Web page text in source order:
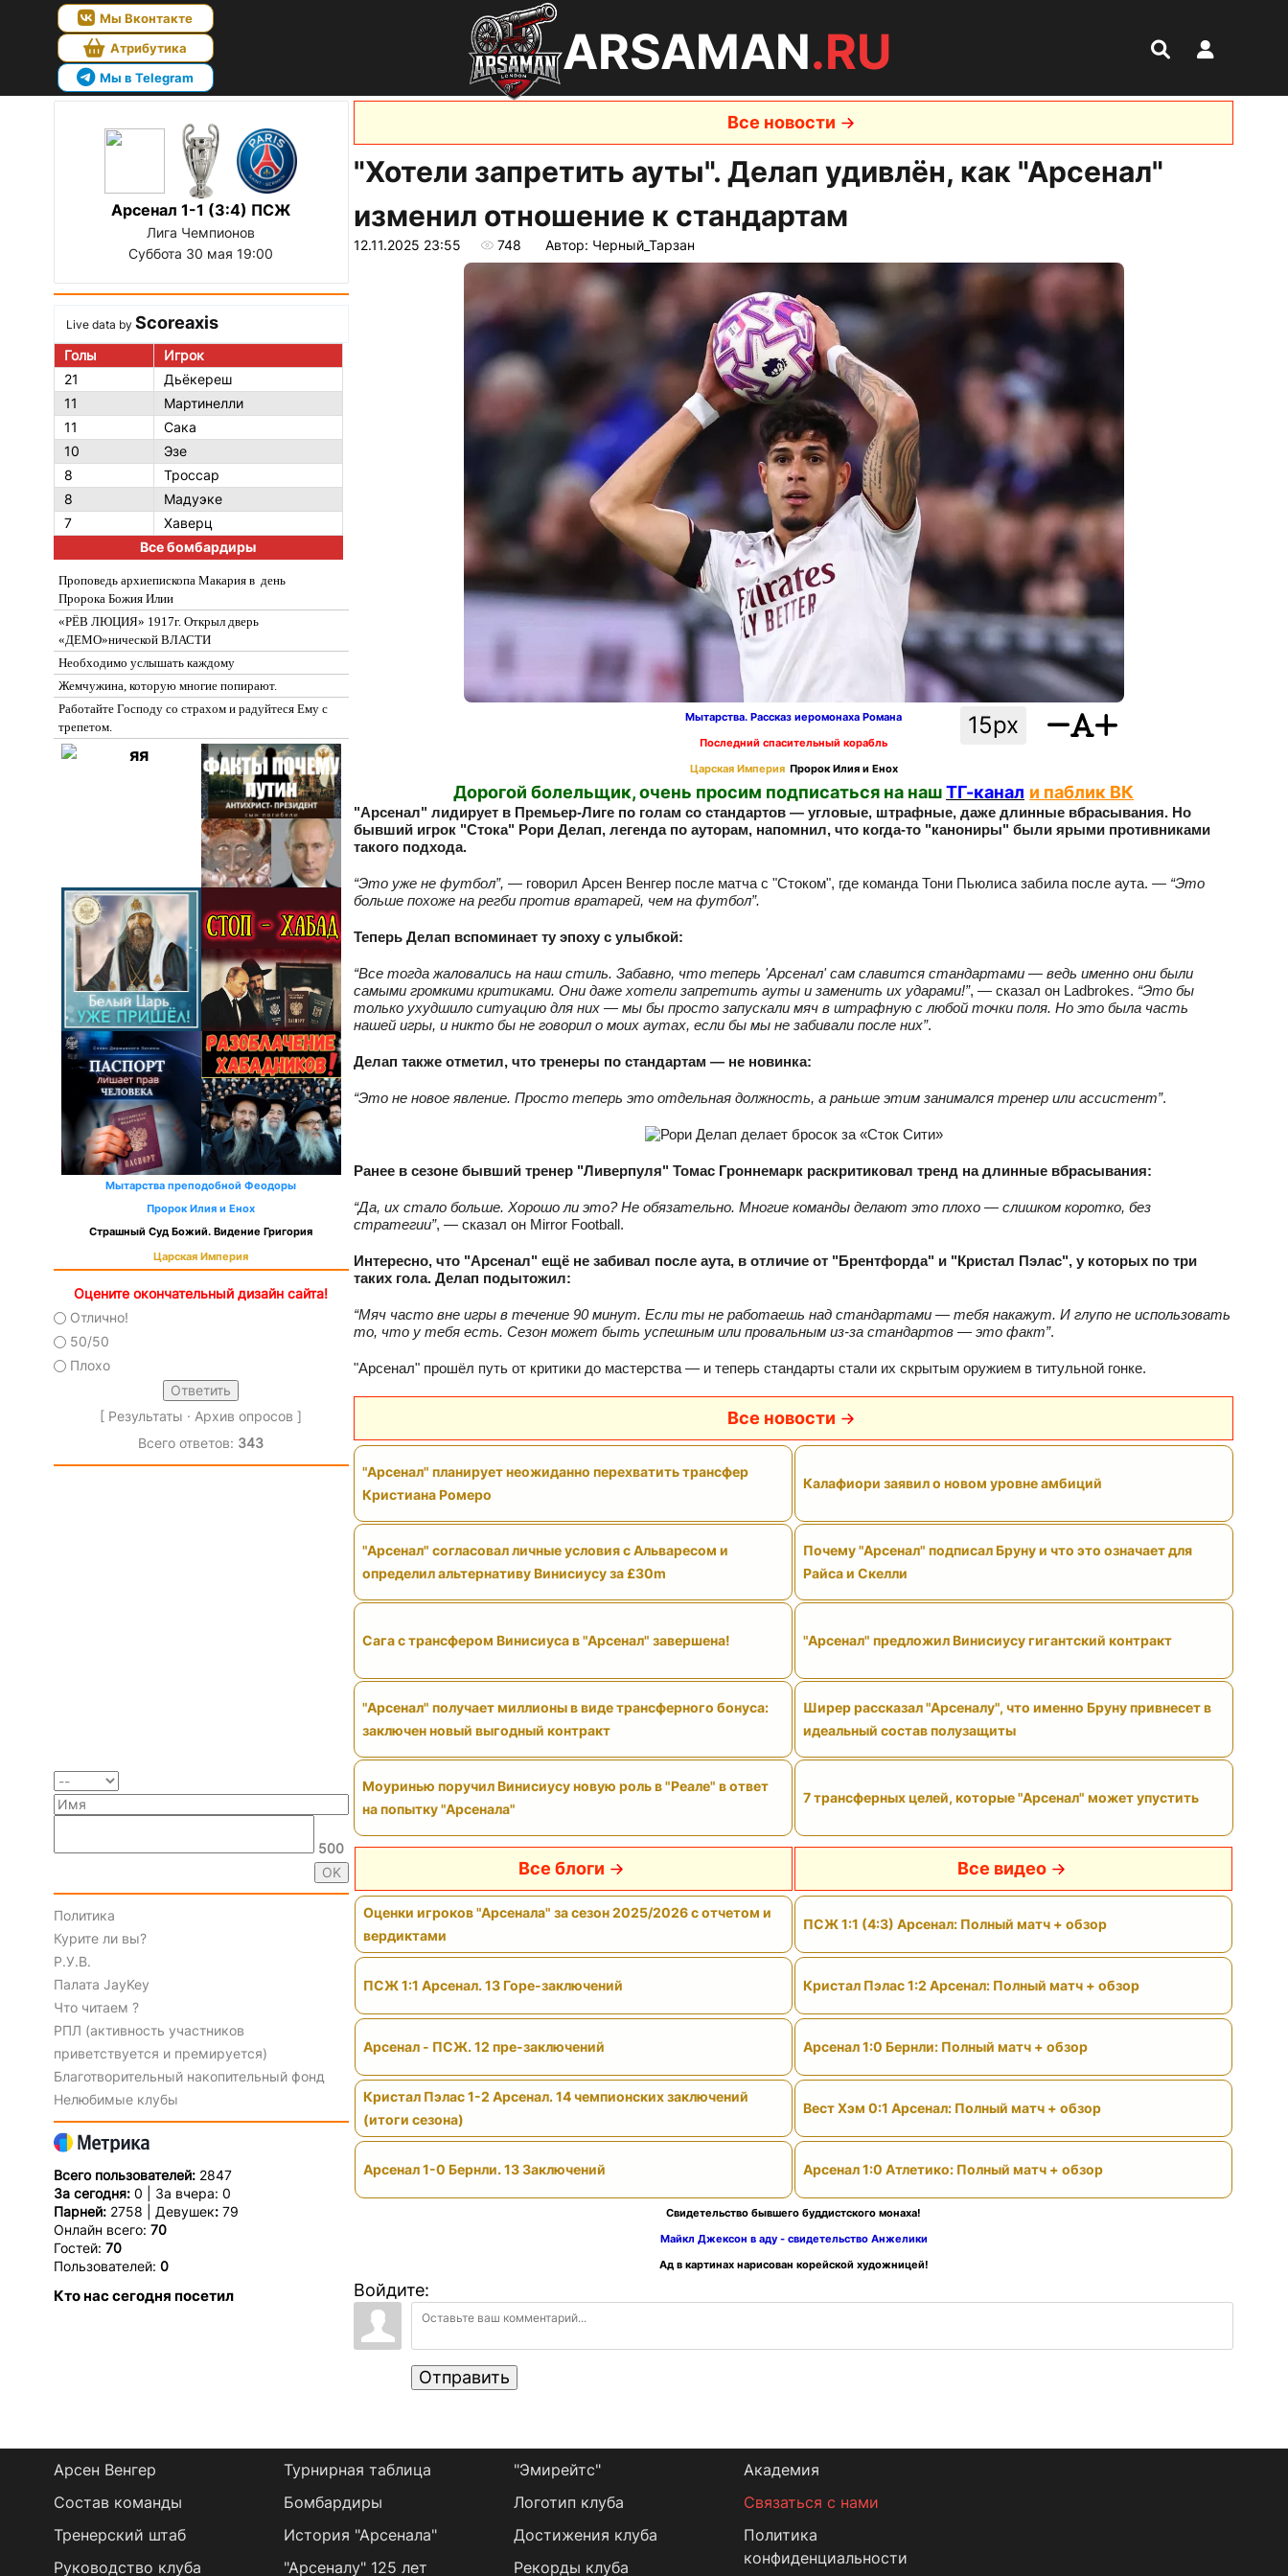
Мы Вконтакте
Атрибутика
Мы в Telegram
ARSAMAN.RU
Арсенал 1-1 (3:4) ПСЖ
Лига Чемпионов
Суббота 30 мая 19:00
Live data by Scoreaxis
Голы
Игрок
21
Дьёкереш
11
Мартинелли
11
Сака
10
Эзе
8
Троссар
8
Мадуэке
7
Хаверц
Все бомбардиры
Проповедь архиепископа Макария в день
Пророка Божия Илии
«РЁВ ЛЮЦИЯ» 1917г. Открыл дверь
«ДЕМО»нической ВЛАСТИ
Необходимо услышать каждому
Жемчужина, которую многие попирают.
Работайте Господу со страхом и радуйтеся Ему с
трепетом.
Мытарства преподобной Феодоры
Пророк Илия и Енох
Страшный Суд Божий. Видение Григория
Царская Империя
Оцените окончательный дизайн сайта!
Отлично!
50/50
Плохо
[ Результаты · Архив опросов ]
Всего ответов: 343
500
Политика
Курите ли вы?
Р.У.В.
Палата JayKey
Что читаем ?
РПЛ (активность участников
приветствуется и премируется)
Благотворительный накопительный фонд
Нелюбимые клубы
Всего пользователей: 2847
За сегодня: 0 | За вчера: 0
Парней: 2758 | Девушек:79
Онлайн всего: 70
Гостей: 70
Пользователей: 0
Кто нас сегодня посетил
Все новости
"Хотели запретить ауты". Делап удивлён, как "Арсенал"
изменил отношение к стандартам
12.11.2025 23:55 748 Автор: Черный_Тарзан
15px
Мытарства. Рассказ иеромонаха Романа
Последний спасительный корабль
Царская Империя Пророк Илия и Енох
Дорогой болельщик, очень просим подписаться на нашТГ-канал и паблик ВК
"Арсенал" лидирует в Премьер-Лиге по голам со стандартов — угловые, штрафные, даже длинные вбрасывания. Но
бывший игрок "Стока" Рори Делап, легенда по ауторам, напомнил, что когда-то "канониры" были ярыми противниками
такого подхода.
“Это уже не футбол”, — говорил Арсен Венгер после матча с "Стоком", где команда Тони Пьюлиса забила после аута. — “Это
больше похоже на регби против вратарей, чем на футбол”.
Теперь Делап вспоминает ту эпоху с улыбкой:
“Все тогда жаловались на наш стиль. Забавно, что теперь 'Арсенал' сам славится стандартами — ведь именно они были
самыми громкими критиками. Они даже хотели запретить ауты и заменить их ударами!”, — сказал он Ladbrokes. “Это бы
только ухудшило ситуацию для них — мы бы просто запускали мяч в штрафную с любой точки поля. Но это была часть
нашей игры, и никто бы не говорил о моих аутах, если бы мы не забивали после них”.
Делап также отметил, что тренеры по стандартам — не новинка:
“Это не новое явление. Просто теперь это отдельная должность, а раньше этим занимался тренер или ассистент”.
Ранее в сезоне бывший тренер "Ливерпуля" Томас Гроннемарк раскритиковал тренд на длинные вбрасывания:
“Да, их стало больше. Хорошо ли это? Не обязательно. Многие команды делают это плохо — слишком коротко, без
стратегии”, — сказал он Mirror Football.
Интересно, что "Арсенал" ещё не забивал после аута, в отличие от "Брентфорда" и "Кристал Пэлас", у которых по три
таких гола. Делап подытожил:
“Мяч часто вне игры в течение 90 минут. Если ты не работаешь над стандартами — тебя накажут. И глупо не использовать
то, что у тебя есть. Сезон может быть успешным или провальным из-за стандартов — это факт”.
"Арсенал" прошёл путь от критики до мастерства — и теперь стандарты стали их скрытым оружием в титульной гонке.
Все новости
"Арсенал" планирует неожиданно перехватить трансфер
Кристиана Ромеро
Калафиори заявил о новом уровне амбиций
"Арсенал" согласовал личные условия с Альваресом и
определил альтернативу Винисиусу за £30m
Почему "Арсенал" подписал Бруну и что это означает для
Райса и Скелли
Сага с трансфером Винисиуса в "Арсенал" завершена! "Арсенал" предложил Винисиусу гигантский контракт
"Арсенал" получает миллионы в виде трансферного бонуса:
заключен новый выгодный контракт
Ширер рассказал "Арсеналу", что именно Бруну привнесет в
идеальный состав полузащиты
Моуринью поручил Винисиусу новую роль в "Реале" в ответ
на попытку "Арсенала"
7 трансферных целей, которые "Арсенал" может упустить
Все блоги
Оценки игроков "Арсенала" за сезон 2025/2026 с отчетом и
вердиктами
ПСЖ 1:1 Арсенал. 13 Горе-заключений
Арсенал - ПСЖ. 12 пре-заключений
Кристал Пэлас 1-2 Арсенал. 14 чемпионских заключений
(итоги сезона)
Арсенал 1-0 Бернли. 13 Заключений
Все видео
ПСЖ 1:1 (4:3) Арсенал: Полный матч + обзор
Кристал Пэлас 1:2 Арсенал: Полный матч + обзор
Арсенал 1:0 Бернли: Полный матч + обзор
Вест Хэм 0:1 Арсенал: Полный матч + обзор
Арсенал 1:0 Атлетико: Полный матч + обзор
Свидетельство бывшего буддистского монаха!
Майкл Джексон в аду - свидетельство Анжелики
Ад в картинах нарисован корейской художницей!
Войдите:
Отправить
Арсен Венгер
Состав команды
Тренерский штаб
Руководство клуба
Турнирная таблица
Бомбардиры
История "Арсенала"
"Арсеналу" 125 лет
"Эмирейтс"
Логотип клуба
Достижения клуба
Рекорды клуба
Академия
Связаться с нами
Политика
конфиденциальности